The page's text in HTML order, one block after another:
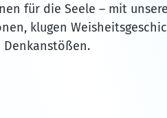
für die Seele – mit
klugen